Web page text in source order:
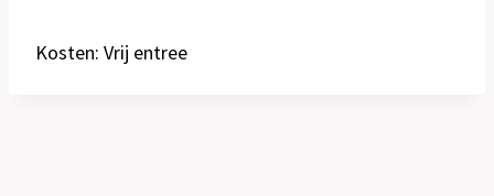
Kosten: Vrij entree